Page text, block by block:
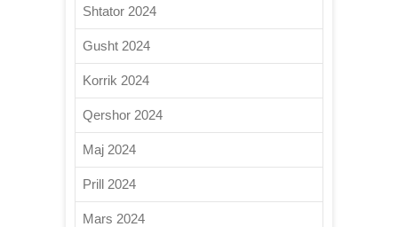
Shtator 2024
Gusht 2024
Korrik 2024
Qershor 2024
Maj 2024
Prill 2024
Mars 2024